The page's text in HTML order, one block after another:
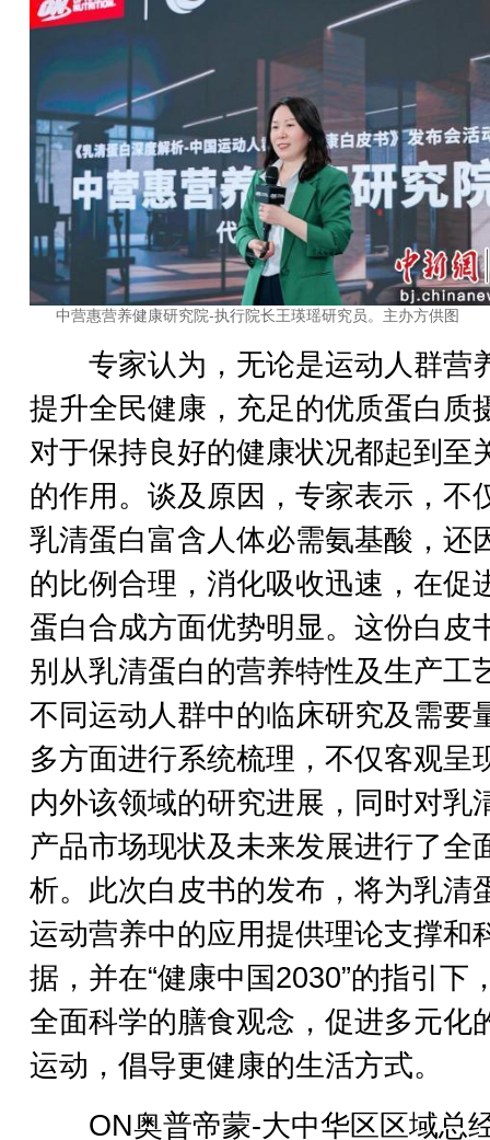
中营惠营养健康研究院-执行院长王瑛瑶研究员。主办方供图
专家认为，无论是运动人群营
提升全民健康，充足的优质蛋白质
对于保持良好的健康状况都起到至
的作用。谈及原因，专家表示，不
乳清蛋白富含人体必需氨基酸，还
的比例合理，消化吸收迅速，在促
蛋白合成方面优势明显。这份白皮
别从乳清蛋白的营养特性及生产工
不同运动人群中的临床研究及需要
多方面进行系统梳理，不仅客观呈
内外该领域的研究进展，同时对乳
产品市场现状及未来发展进行了全
析。此次白皮书的发布，将为乳清
运动营养中的应用提供理论支撑和
据，并在“健康中国2030”的指引下
全面科学的膳食观念，促进多元化
运动，倡导更健康的生活方式。
ON奥普帝蒙-大中华区区域总